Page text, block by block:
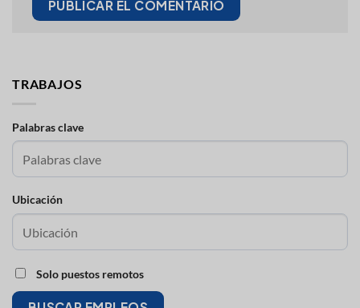
TRABAJOS
Palabras clave
Ubicación
Solo puestos remotos